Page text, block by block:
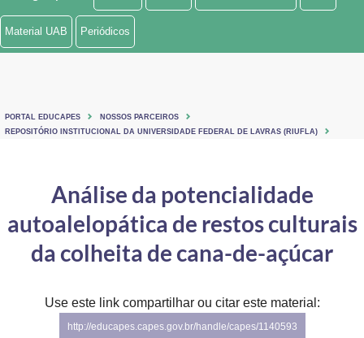
Ministério de Minas e Energia
Ministério do Turismo
Controladoria-Geral da União
Ministério da Mulher, da Família e dos Direitos Humanos
Secretaria de Governo
Material UAB Periódicos
PORTAL EDUCAPES
NOSSOS PARCEIROS
REPOSITÓRIO INSTITUCIONAL DA UNIVERSIDADE FEDERAL DE LAVRAS (RIUFLA)
Análise da potencialidade
autoalelopática de restos culturais
da colheita de cana-de-açúcar
Use este link compartilhar ou citar este material:
http://educapes.capes.gov.br/handle/capes/1140593